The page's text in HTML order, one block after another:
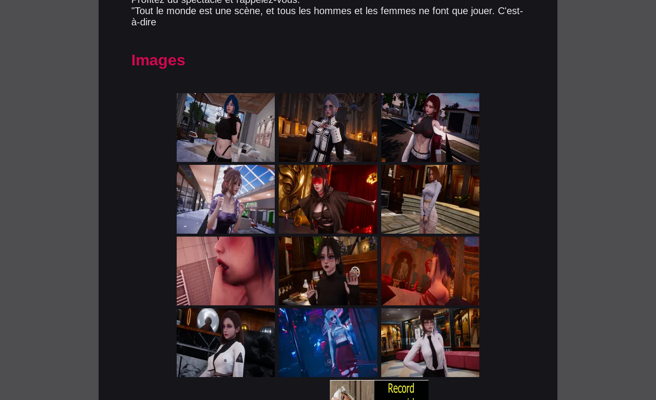
"Tout le monde est une scène, et tous les hommes et les femmes ne font que jouer. C'est-
à-dire
Images